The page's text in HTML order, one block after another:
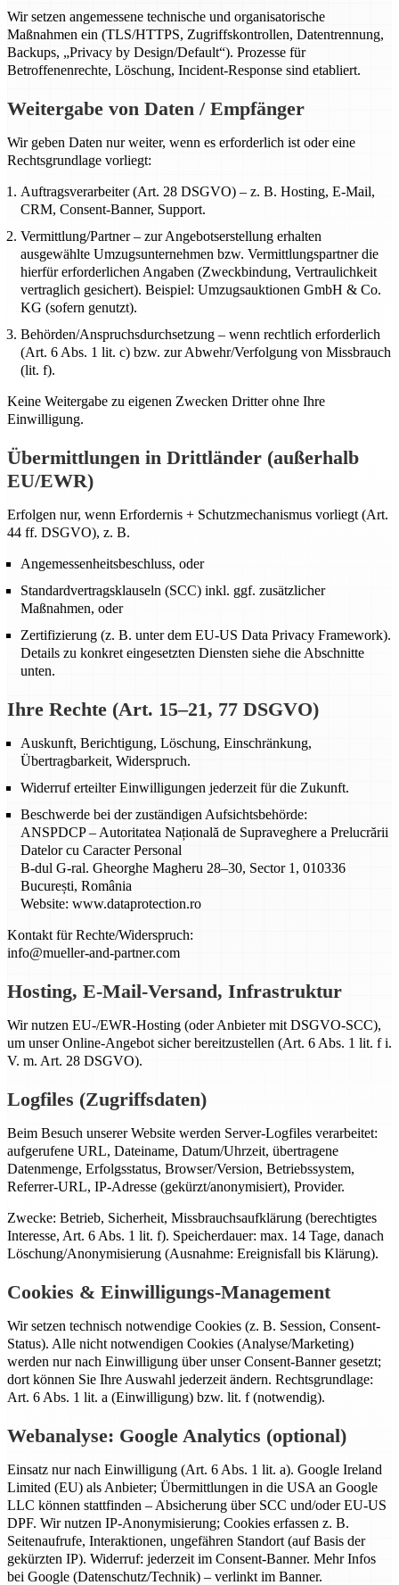
Wir setzen angemessene technische und organisatorische
Maßnahmen ein (TLS/HTTPS, Zugriffskontrollen, Datentrennung,
Backups, „Privacy by Design/Default“). Prozesse für
Betroffenenrechte, Löschung, Incident-Response sind etabliert.
Weitergabe von Daten / Empfänger
Wir geben Daten nur weiter, wenn es erforderlich ist oder eine
Rechtsgrundlage vorliegt:
Auftragsverarbeiter (Art. 28 DSGVO) – z. B. Hosting, E-Mail,
CRM, Consent-Banner, Support.
Vermittlung/Partner – zur Angebotserstellung erhalten
ausgewählte Umzugsunternehmen bzw. Vermittlungspartner die
hierfür erforderlichen Angaben (Zweckbindung, Vertraulichkeit
vertraglich gesichert). Beispiel: Umzugsauktionen GmbH & Co.
KG (sofern genutzt).
Behörden/Anspruchsdurchsetzung – wenn rechtlich erforderlich
(Art. 6 Abs. 1 lit. c) bzw. zur Abwehr/Verfolgung von Missbrauch
(lit. f).
Keine Weitergabe zu eigenen Zwecken Dritter ohne Ihre
Einwilligung.
Übermittlungen in Drittländer (außerhalb
EU/EWR)
Erfolgen nur, wenn Erfordernis + Schutzmechanismus vorliegt (Art.
44 ff. DSGVO), z. B.
Angemessenheitsbeschluss, oder
Standardvertragsklauseln (SCC) inkl. ggf. zusätzlicher
Maßnahmen, oder
Zertifizierung (z. B. unter dem EU-US Data Privacy Framework).
Details zu konkret eingesetzten Diensten siehe die Abschnitte
unten.
Ihre Rechte (Art. 15–21, 77 DSGVO)
Auskunft, Berichtigung, Löschung, Einschränkung,
Übertragbarkeit, Widerspruch.
Widerruf erteilter Einwilligungen jederzeit für die Zukunft.
Beschwerde bei der zuständigen Aufsichtsbehörde:
ANSPDCP – Autoritatea Națională de Supraveghere a Prelucrării
Datelor cu Caracter Personal
B-dul G-ral. Gheorghe Magheru 28–30, Sector 1, 010336
București, România
Website: www.dataprotection.ro
Kontakt für Rechte/Widerspruch:
info@mueller-and-partner.com
Hosting, E-Mail-Versand, Infrastruktur
Wir nutzen EU-/EWR-Hosting (oder Anbieter mit DSGVO-SCC),
um unser Online-Angebot sicher bereitzustellen (Art. 6 Abs. 1 lit. f i.
V. m. Art. 28 DSGVO).
Logfiles (Zugriffsdaten)
Beim Besuch unserer Website werden Server-Logfiles verarbeitet:
aufgerufene URL, Dateiname, Datum/Uhrzeit, übertragene
Datenmenge, Erfolgsstatus, Browser/Version, Betriebssystem,
Referrer-URL, IP-Adresse (gekürzt/anonymisiert), Provider.
Zwecke: Betrieb, Sicherheit, Missbrauchsaufklärung (berechtigtes
Interesse, Art. 6 Abs. 1 lit. f). Speicherdauer: max. 14 Tage, danach
Löschung/Anonymisierung (Ausnahme: Ereignisfall bis Klärung).
Cookies & Einwilligungs-Management
Wir setzen technisch notwendige Cookies (z. B. Session, Consent-
Status). Alle nicht notwendigen Cookies (Analyse/Marketing)
werden nur nach Einwilligung über unser Consent-Banner gesetzt;
dort können Sie Ihre Auswahl jederzeit ändern. Rechtsgrundlage:
Art. 6 Abs. 1 lit. a (Einwilligung) bzw. lit. f (notwendig).
Webanalyse: Google Analytics (optional)
Einsatz nur nach Einwilligung (Art. 6 Abs. 1 lit. a). Google Ireland
Limited (EU) als Anbieter; Übermittlungen in die USA an Google
LLC können stattfinden – Absicherung über SCC und/oder EU-US
DPF. Wir nutzen IP-Anonymisierung; Cookies erfassen z. B.
Seitenaufrufe, Interaktionen, ungefähren Standort (auf Basis der
gekürzten IP). Widerruf: jederzeit im Consent-Banner. Mehr Infos
bei Google (Datenschutz/Technik) – verlinkt im Banner.